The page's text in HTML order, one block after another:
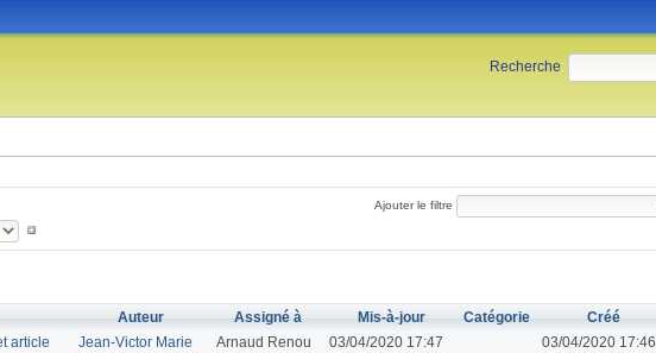
Recherche:
Ajouter le filtre
Auteur Assigné à Mis-à-jour Catégorie
Créé
article Jean-Victor Marie Arnaud Renou 03/04/2020 17:47
03/04/2020 17:46